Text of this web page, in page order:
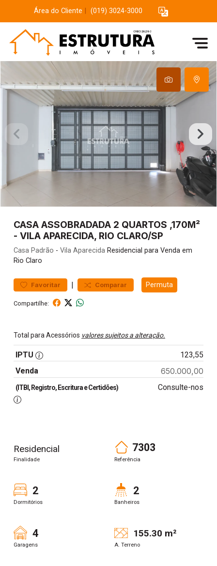
Área do Cliente (019) 3024-3000
CASA ASSOBRADADA 2 QUARTOS ,170M²
- VILA APARECIDA, RIO CLARO/SP
Casa Padrão - Vila Aparecida Residencial para Venda em
Rio Claro
Favoritar | Comparar Permuta
Compartilhe:
Total para Acessórios valores sujeitos a alteração.
IPTU
123,55
Venda
650.000,00
(ITBI, Registro, Escritura e Certidões) Consulte-nos
Residencial
Finalidade
7303
Referência
2
Dormitórios
2
Banheiros
4
Garagens
155.30 m²
A. Terreno